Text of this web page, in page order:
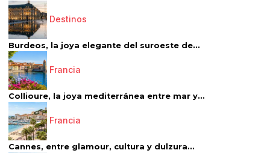
Destinos
Burdeos, la joya elegante del suroeste de...
Francia
Collioure, la joya mediterránea entre mar y...
Francia
Cannes, entre glamour, cultura y dulzura...